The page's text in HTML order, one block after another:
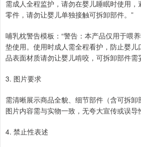
需成人全程监护，请勿在婴儿睡眠时使用
零件，请勿让婴儿单独接触可拆卸部件。”
哺乳枕警告模板：“警告：本产品仅用于喂
垫使用。使用时成人需全程看护，防止婴
品表面材质请勿让婴儿啃咬，可拆卸部件需
3. 图片要求
需清晰展示商品全貌、细节部件（含可拆卸
图片内容需与实物一致，无夸大宣传或误导
4. 禁止性表述